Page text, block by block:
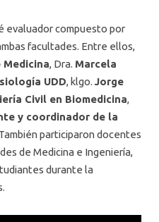
evaluador compuesto por
facultades. Entre ellos,
Medicina, Dra. Marcela
UDD, klgo. Jorge
Civil en Biomedicina,
y coordinador de la
participaron docentes
de Medicina e Ingeniería,
durante la